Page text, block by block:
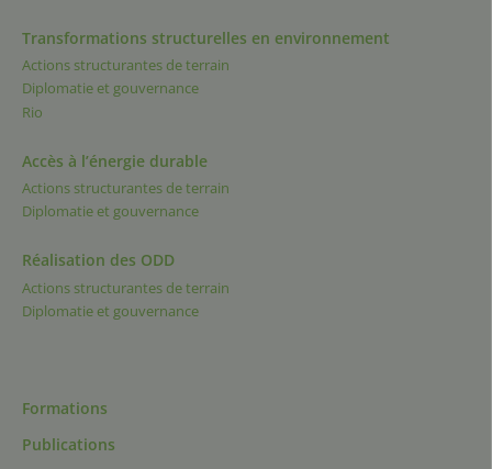
Transformations structurelles en environnement
Actions structurantes de terrain
Diplomatie et gouvernance
Rio
Accès à l’énergie durable
Actions structurantes de terrain
Diplomatie et gouvernance
Réalisation des ODD
Actions structurantes de terrain
Diplomatie et gouvernance
Formations
Publications